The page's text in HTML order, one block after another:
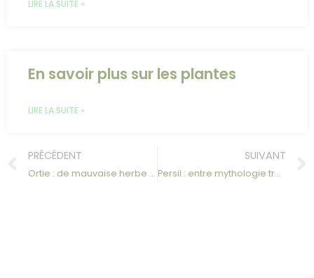
LIRE LA SUITE »
En savoir plus sur les plantes
LIRE LA SUITE »
PRÉCÉDENT
Ortie : de mauvaise herbe à trésor médicinal, l’histoire d’une plante injustement redoutée
SUIVANT
Persil : entre mythologie tragique, herboristerie sacrée et secrets de santé